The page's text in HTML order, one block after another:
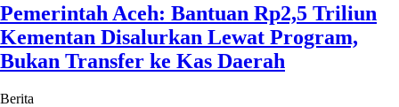
Pemerintah Aceh: Bantuan Rp2,5 Triliun
Kementan Disalurkan Lewat Program,
Bukan Transfer ke Kas Daerah
Berita